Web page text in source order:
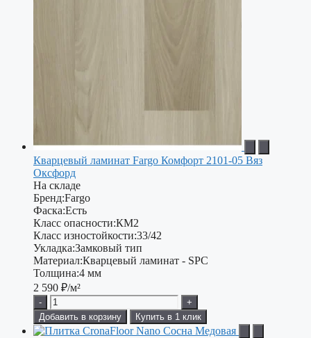
Кварцевый ламинат Fargo Комфорт 2101-05 Вяз
Оксфорд
На складе
Бренд:Fargo
Фаска:Есть
Класс опасности:КМ2
Класс изностойкости:33/42
Укладка:Замковый тип
Материал:Кварцевый ламинат - SPC
Толщина:4 мм
2 590 ₽/м²
-
+
Добавить в корзину
Купить в 1 клик